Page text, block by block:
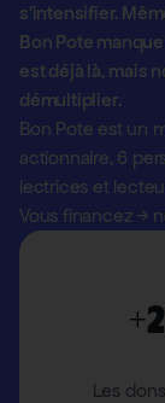
s'intensifier.
Bon Pote
est déjà là, mais
démultiplier.
Bon Pote est un
actionnaire, 6
lectrices et
Vous financez→
Les